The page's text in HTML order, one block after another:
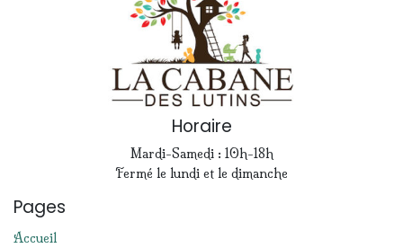
Horaire
Mardi-Samedi : 10h-18h
Fermé le lundi et le dimanche
Pages
Accueil